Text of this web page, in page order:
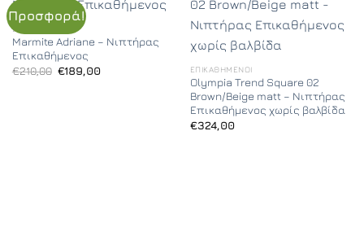
Προσφορά!
ΕΠΙΚΑΘΉΜΕΝΟΙ
Marmite Adriane – Νιπτήρας
Επικαθήμενος
€210,00 Original
€189,00Η
ΕΠΙΚΑΘΉΜΕΝΟΙ
Olympia Trend Square 02
Brown/Beige matt – Νιπτήρας
Επικαθήμενος χωρίς βαλβίδα
€324,00